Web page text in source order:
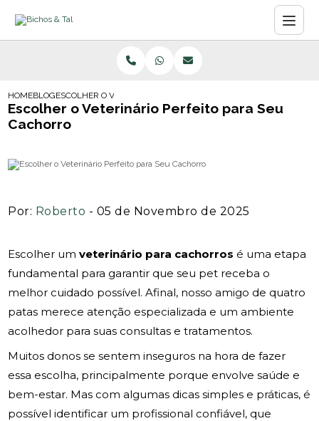
HOMEBLOGESCOLHER O VETERINÁRIO PERFEITO PARA SEU CACHORRO
Escolher o Veterinário Perfeito para Seu
Cachorro
Por: Roberto - 05 de Novembro de 2025
Escolher umveterinário para cachorros é uma etapa
fundamental para garantir que seu pet receba o
melhor cuidado possível. Afinal, nosso amigo de quatro
patas merece atenção especializada e um ambiente
acolhedor para suas consultas e tratamentos.
Muitos donos se sentem inseguros na hora de fazer
essa escolha, principalmente porque envolve saúde e
bem-estar. Mas com algumas dicas simples e práticas, é
possível identificar um profissional confiável, que